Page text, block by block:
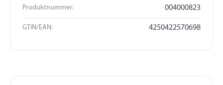
Produktnummer: 004000823
GTIN/EAN: 4250422570698